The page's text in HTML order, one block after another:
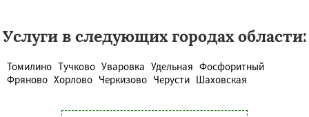
Услуги в следующих городах области:
Томилино Тучково Уваровка Удельная Фосфоритный
Фряново Хорлово Черкизово Черусти Шаховская